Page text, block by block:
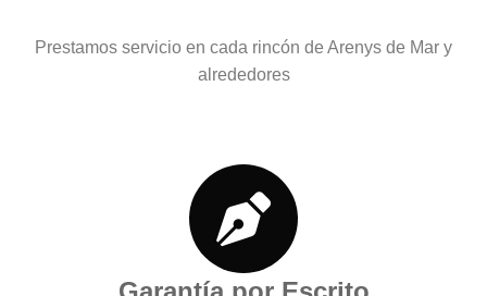
Prestamos servicio en cada rincón de Arenys de Mar y
alrededores